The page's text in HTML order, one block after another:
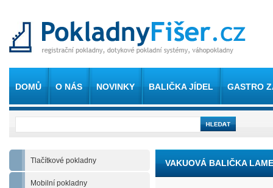
DOMŮ O NÁS NOVINKY BALIČKA JÍDEL GASTRO
Tlačítkové pokladny
Mobilní pokladny
VAKUOVÁ BALIČKA